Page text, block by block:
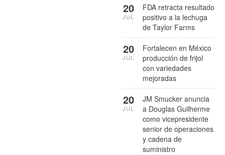
FDA retracta resultado
positivo a la lechuga
de Taylor Farms
20
JUL
Fortalecen en México
producción de frijol
con variedades
mejoradas
20
JUL
JM Smucker anuncia
a Douglas Guilherme
como vicepresidente
senior de operaciones
y cadena de
suministro
20
JUL